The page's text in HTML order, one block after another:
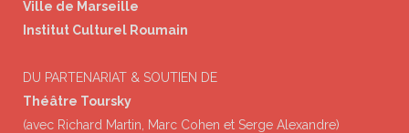
Ville de Marseille
Institut Culturel Roumain
DU PARTENARIAT & SOUTIEN DE
Théâtre Toursky
(avec Richard Martin, Marc Cohen et Serge Alexandre)